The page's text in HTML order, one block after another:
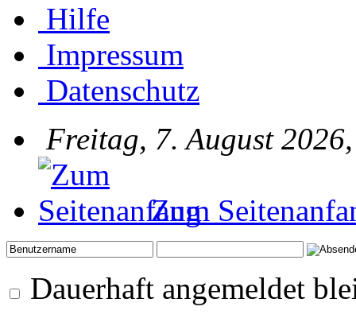
Hilfe
Impressum
Datenschutz
Freitag, 7. August
Zum
Dauerhaft angemeldet